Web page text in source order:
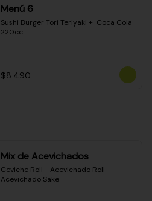
Menú 6
Sushi Burger Tori Teriyaki +  Coca Cola
220cc
$8.490
Mix de Acevichados
Ceviche Roll - Acevichado Roll -
Acevichado Sake